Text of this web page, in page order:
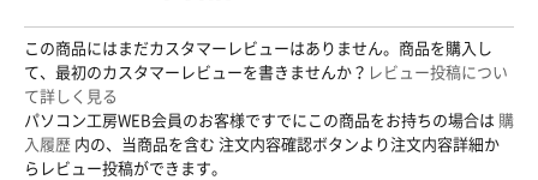
この商品にはまだカスタマーレビューはありません。商品を購入し
て、最初のカスタマーレビューを書きませんか？ レビュー投稿につい
て詳しく見る
パソコン工房WEB会員のお客様ですでにこの商品をお持ちの場合は 購
入履歴 内の、当商品を含む 注文内容確認ボタンより注文内容詳細か
らレビュー投稿ができます。